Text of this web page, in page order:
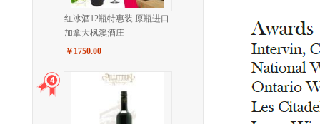
红冰酒12瓶特惠装 原瓶进口
加拿大枫溪酒庄
￥1750.00